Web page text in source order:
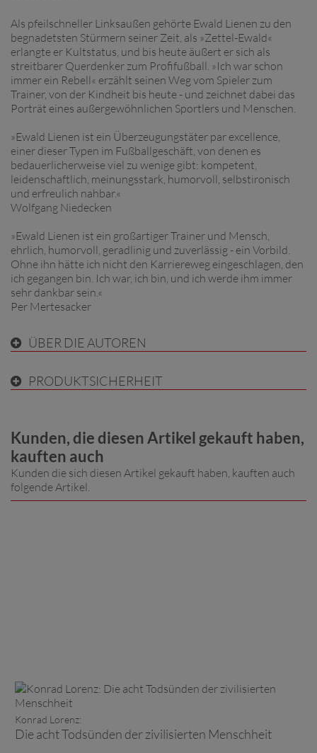
Als pfeilschneller Linksaußen gehörte Ewald Lienen zu den
begnadetsten Stürmern seiner Zeit, als »Zettel-Ewald«
erlangte er Kultstatus, und bis heute äußert er sich als
streitbarer Querdenker zum Profifußball. »Ich war schon
immer ein Rebell« erzählt seinen Weg vom Spieler zum
Trainer, von der Kindheit bis heute - und zeichnet dabei das
Porträt eines außergewöhnlichen Sportlers und Menschen.
»Ewald Lienen ist ein Überzeugungstäter par excellence,
einer dieser Typen im Fußballgeschäft, von denen es
bedauerlicherweise viel zu wenige gibt: kompetent,
leidenschaftlich, meinungsstark, humorvoll, selbstironisch
und erfreulich nahbar.«
Wolfgang Niedecken
»Ewald Lienen ist ein großartiger Trainer und Mensch,
ehrlich, humorvoll, geradlinig und zuverlässig - ein Vorbild.
Ohne ihn hätte ich nicht den Karriereweg eingeschlagen, den
ich gegangen bin. Ich war, ich bin, und ich werde ihm immer
sehr dankbar sein.«
Per Mertesacker
ÜBER DIE AUTOREN
PRODUKTSICHERHEIT
Kunden, die diesen Artikel gekauft haben,
kauften auch
Kunden die sich diesen Artikel gekauft haben, kauften auch
folgende Artikel.
Konrad Lorenz:
Die acht Todsünden der zivilisierten Menschheit